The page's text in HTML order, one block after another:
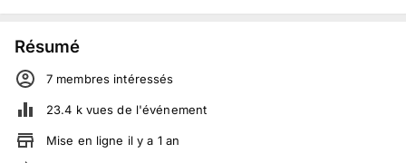
Résumé
7 membres intéressés
23.4 kvues de l'événement
Mise en ligne il y a 1 an